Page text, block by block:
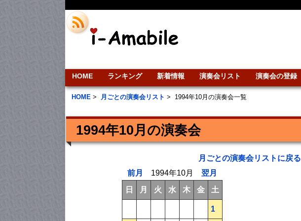
HOME ランキング 新着情報 演奏会リスト 演奏会の登録
HOME > 月ごとの演奏会リスト > 1994年10月の演奏会一覧
1994年10月の演奏会
月ごとの演奏会リストに戻る
前月
1994年10月 翌月
日
月 火 水 木 金 土
1